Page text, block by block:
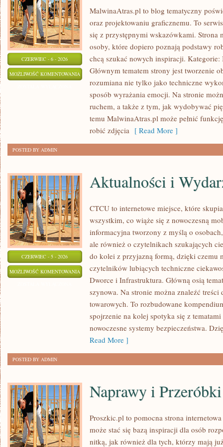
CZERWIEC - 6 - 2026
MOŻLIWOŚĆ KOMENTOWANIA PROJEKTY
KREATYWNE
TRIKI
MalwinaAtras.pl to blog tematyczny
oraz projektowaniu graficznemu. To
się z przystępnymi wskazówkami. Strona
osoby, które dopiero poznają podstawy
chcą szukać nowych inspiracji.
Głównym tematem strony jest tworzenie
rozumiana nie tylko jako techniczne
sposób wyrażania emocji. Na stronie
ruchem, a także z tym, jak wydobywać
temu MalwinaAtras.pl może pełnić
robić zdjęcia [ Read More ]
POSTED BY ADMIN
CZERWIEC - 5 - 2026
MOŻLIWOŚĆ KOMENTOWANIA AKTUALNOŚCI
WYDARZENIA
Aktualności i
CTCU to internetowe miejsce, które
wszystkim, co wiąże się z nowoczesną
informacyjna tworzony z myślą o
ale również o czytelnikach szukających
do kolei z przyjazną formą, dzięki czemu
czytelników lubiących techniczne
Dworce i Infrastruktura. Główną osią
szynowa. Na stronie można znaleźć treści
towarowych. To rozbudowane
spojrzenie na kolej spotyka się z
nowoczesne systemy bezpieczeństwa.
Read More ]
POSTED BY ADMIN
Naprawy i Przeróbki
Proszkic.pl to pomocna strona
może stać się bazą inspiracji dla osób
nitką, jak również dla tych, którzy mają